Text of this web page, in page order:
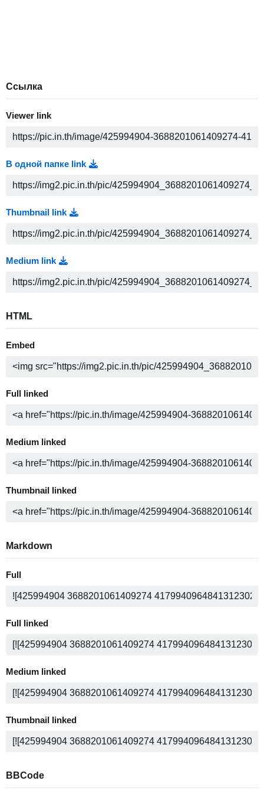
Ссылка
Viewer link
В одной папке link
Thumbnail link
Medium link
HTML
Embed
Full linked
Medium linked
Thumbnail linked
Markdown
Full
Full linked
Medium linked
Thumbnail linked
BBCode